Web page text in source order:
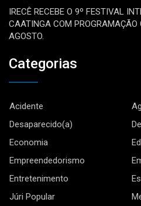
IRECÊ RECEBE O 9º FESTIVAL
CAATINGA COM PROGRAMAÇÃO
AGOSTO.
Categorias
Acidente
Desaparecido(a)
Economia
Empreendedorismo
Entretenimento
Júri Popular